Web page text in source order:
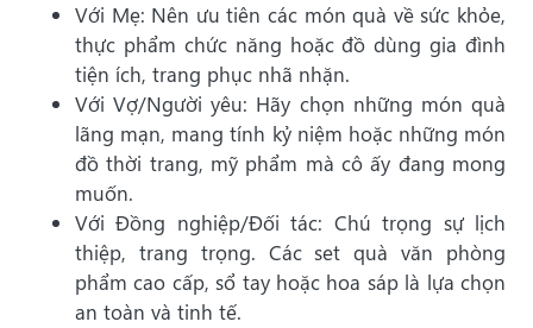
Với Mẹ: Nên ưu tiên các món quà về sức khỏe,
thực phẩm chức năng hoặc đồ dùng gia đình
tiện ích, trang phục nhã nhặn.
Với Vợ/Người yêu: Hãy chọn những món quà
lãng mạn, mang tính kỷ niệm hoặc những món
đồ thời trang, mỹ phẩm mà cô ấy đang mong
muốn.
Với Đồng nghiệp/Đối tác: Chú trọng sự lịch
thiệp, trang trọng. Các set quà văn phòng
phẩm cao cấp, sổ tay hoặc hoa sáp là lựa chọn
an toàn và tinh tế.